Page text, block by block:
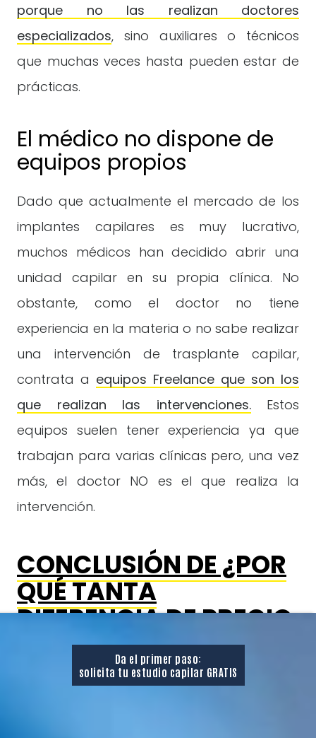
porque no las realizan doctores
especializados, sino auxiliares o técnicos
que muchas veces hasta pueden estar de
prácticas.
El médico no dispone de
equipos propios
Dado que actualmente el mercado de los
implantes capilares es muy lucrativo,
muchos médicos han decidido abrir una
unidad capilar en su propia clínica. No
obstante, como el doctor no tiene
experiencia en la materia o no sabe realizar
una intervención de trasplante capilar,
contrata a equipos Freelance que son los
que realizan las intervenciones.Estos
equipos suelen tener experiencia ya que
trabajan para varias clínicas pero, una vez
más, el doctor NO es el que realiza la
intervención.
CONCLUSIÓN DE ¿POR
QUÉ TANTA
DIFERENCIA DE PRECIO
ENTRE CLÍNICAS?:
Pagar 2900 euros en España con folículos
Da el primer paso:
solicita tu estudio capilar GRATIS